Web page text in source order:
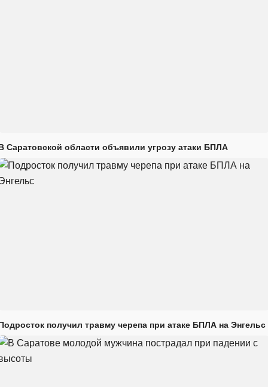
Саратовской области объявили угрозу атаки БПЛА
получил травму черепа при атаке БПЛА на Энгельс